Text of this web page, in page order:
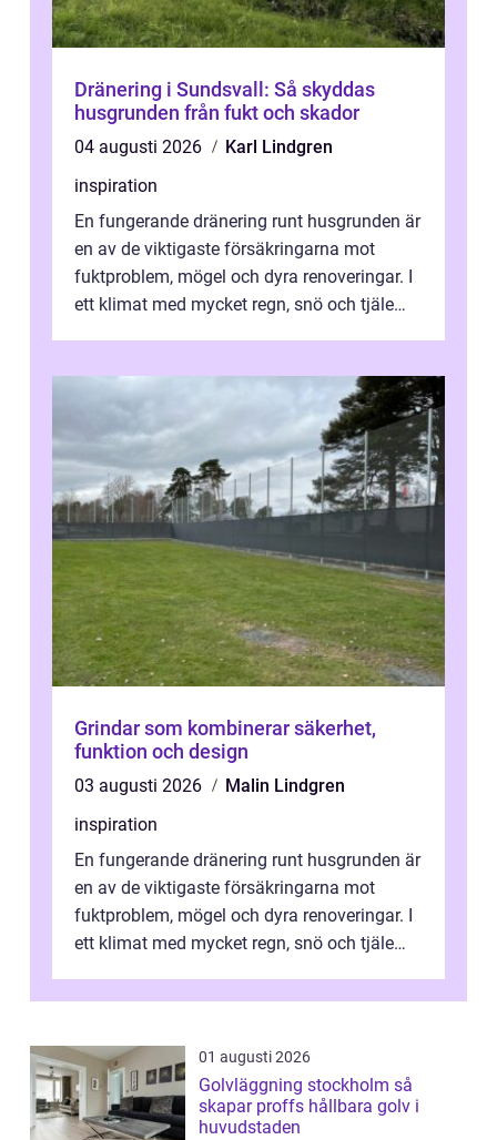
Dränering i Sundsvall: Så skyddas
husgrunden från fukt och skador
04 augusti 2026
Karl Lindgren
inspiration
En fungerande dränering runt husgrunden är
en av de viktigaste försäkringarna mot
fuktproblem, mögel och dyra renoveringar. I
ett klimat med mycket regn, snö och tjäle
Grindar som kombinerar säkerhet,
funktion och design
03 augusti 2026
Malin Lindgren
inspiration
En fungerande dränering runt husgrunden är
en av de viktigaste försäkringarna mot
fuktproblem, mögel och dyra renoveringar. I
ett klimat med mycket regn, snö och tjäle
01 augusti 2026
Golvläggning stockholm så
skapar proffs hållbara golv i
huvudstaden